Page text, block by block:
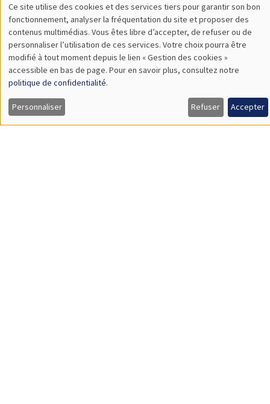
UNIQUEMENT EN FRANÇAIS
GRAND PUBLIC
Lundi 17 novembre 2025
19:00 à 21:00
Utilisation
des
données
personnelles
et
des
Ce site utilise des cookies et des services tiers pour garantir son bon
fonctionnement, analyser la fréquentation du site et proposer des
contenus multimédias. Vous êtes libre d’accepter, de refuser ou de
personnaliser l’utilisation de ces services. Votre choix pourra être
modifié à tout moment depuis le lien « Gestion des cookies »
accessible en bas de page. Pour en savoir plus, consultez notre
politique de confidentialité.
Personnaliser Refuser Accepter